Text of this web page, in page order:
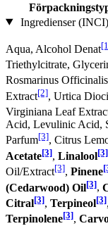
Ingredienser (INCI)
Aqua, Alcohol Denat
Triethylcitrate,
Rosmarinus
Extract[2], Urtica
Virginiana Leaf
Acid, Levulinic Acid,
Parfum[3], Citrus
Acetate[3], Linalool[3]
Oil/Extract[3], Pinene
(Cedarwood) Oil[3],
Citral[3], Terpineol[3],
Terpinolene[3],